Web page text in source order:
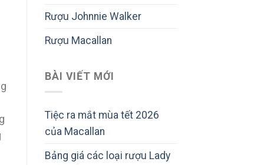
Rượu Johnnie Walker
Rượu Macallan
BÀI VIẾT MỚI
Tiệc ra mắt mùa tết 2026
của Macallan
Bảng giá các loại rượu Lady